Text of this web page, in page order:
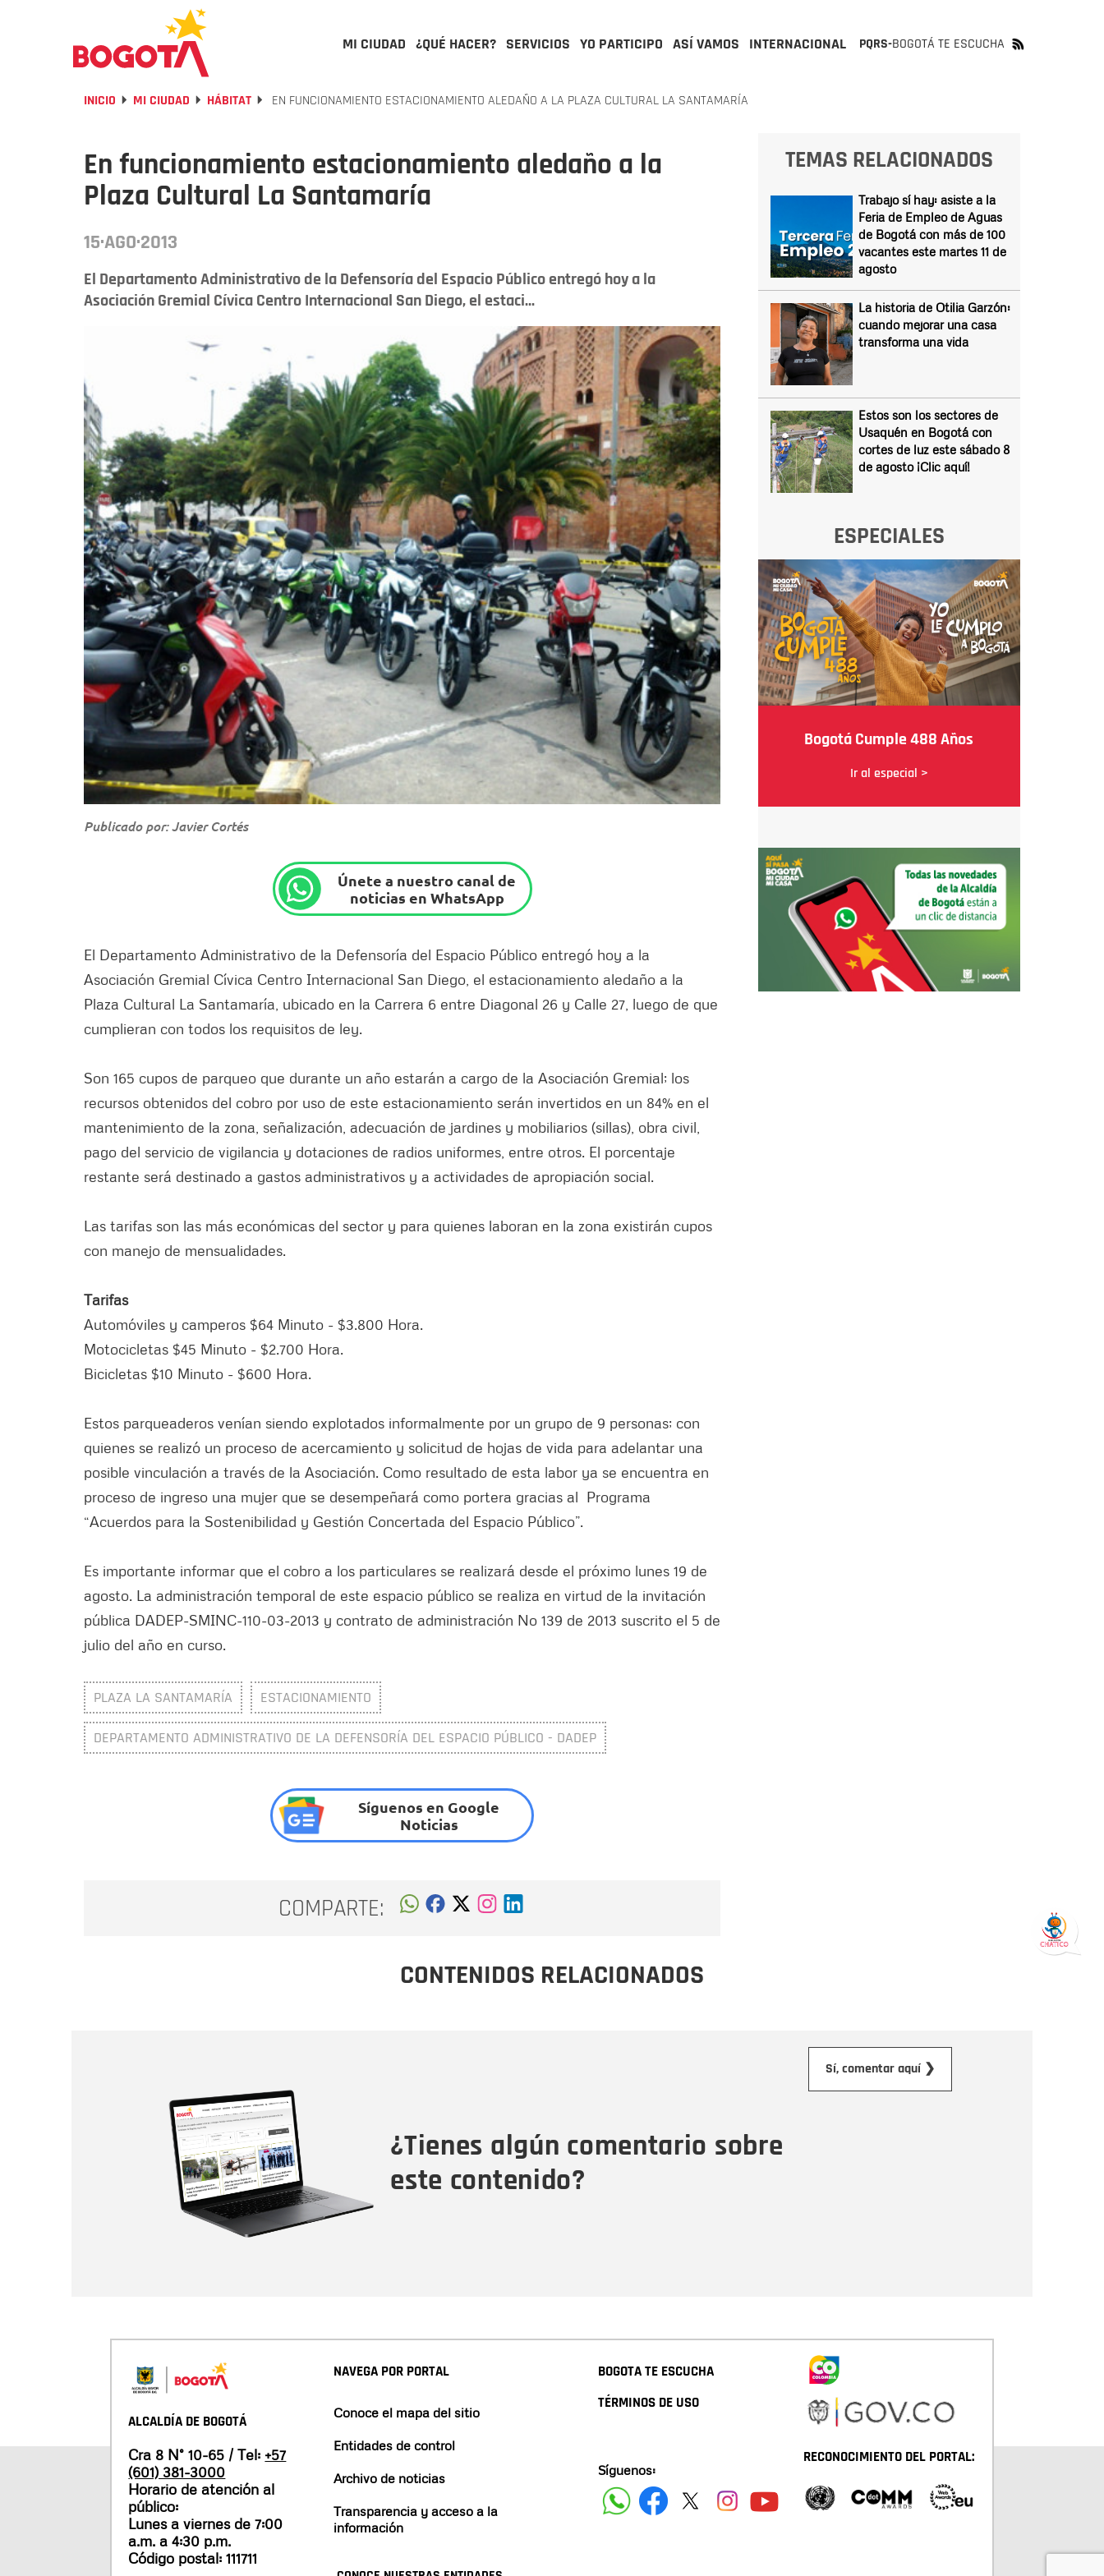
MI CIUDAD ¿QUÉ HACER? SERVICIOS YO PARTICIPO ASÍ VAMOS INTERNACIONAL PQRS-BOGOTÁ TE ESCUCHA
INICIO MI CIUDAD HÁBITAT EN FUNCIONAMIENTO ESTACIONAMIENTO ALEDAÑO A LA PLAZA CULTURAL LA SANTAMARÍA
En funcionamiento estacionamiento aledaño a la
Plaza Cultural La Santamaría
15·AGO·2013
El Departamento Administrativo de la Defensoría del Espacio Público entregó hoy a la
Asociación Gremial Cívica Centro Internacional San Diego, el estaci...
Publicado por: Javier Cortés
Únete a nuestro canal de
noticias en WhatsApp
El Departamento Administrativo de la Defensoría del Espacio Público entregó hoy a la
Asociación Gremial Cívica Centro Internacional San Diego, el estacionamiento aledaño a la
Plaza Cultural La Santamaría, ubicado en la Carrera 6 entre Diagonal 26 y Calle 27, luego de que
cumplieran con todos los requisitos de ley.
Son 165 cupos de parqueo que durante un año estarán a cargo de la Asociación Gremial; los
recursos obtenidos del cobro por uso de este estacionamiento serán invertidos en un 84% en el
mantenimiento de la zona, señalización, adecuación de jardines y mobiliarios (sillas), obra civil,
pago del servicio de vigilancia y dotaciones de radios uniformes, entre otros. El porcentaje
restante será destinado a gastos administrativos y a actividades de apropiación social.
Las tarifas son las más económicas del sector y para quienes laboran en la zona existirán cupos
con manejo de mensualidades.
Tarifas
Automóviles y camperos $64 Minuto - $3.800 Hora.
Motocicletas $45 Minuto - $2.700 Hora.
Bicicletas $10 Minuto - $600 Hora.
Estos parqueaderos venían siendo explotados informalmente por un grupo de 9 personas; con
quienes se realizó un proceso de acercamiento y solicitud de hojas de vida para adelantar una
posible vinculación a través de la Asociación. Como resultado de esta labor ya se encuentra en
proceso de ingreso una mujer que se desempeñará como portera gracias al Programa
“Acuerdos para la Sostenibilidad y Gestión Concertada del Espacio Público”.
Es importante informar que el cobro a los particulares se realizará desde el próximo lunes 19 de
agosto. La administración temporal de este espacio público se realiza en virtud de la invitación
pública DADEP-SMINC-110-03-2013 y contrato de administración No 139 de 2013 suscrito el 5 de
julio del año en curso.
PLAZA LA SANTAMARÍA ESTACIONAMIENTO
DEPARTAMENTO ADMINISTRATIVO DE LA DEFENSORÍA DEL ESPACIO PÚBLICO - DADEP
Síguenos en Google
Noticias
COMPARTE:
TEMAS RELACIONADOS
Trabajo sí hay: asiste a la
Feria de Empleo de Aguas
de Bogotá con más de 100
vacantes este martes 11 de
agosto
La historia de Otilia Garzón:
cuando mejorar una casa
transforma una vida
Estos son los sectores de
Usaquén en Bogotá con
cortes de luz este sábado 8
de agosto ¡Clic aquí!
ESPECIALES
Bogotá Cumple 488 Años
Ir al especial >
CONTENIDOS RELACIONADOS
¿Tienes algún comentario sobre
este contenido?
Sí, comentar aquí ❯
ALCALDÍA DE BOGOTÁ
Cra 8 N° 10-65 / Tel: +57
(601) 381-3000
Horario de atención al
público:
Lunes a viernes de 7:00
a.m. a 4:30 p.m.
Código postal: 111711
NAVEGA POR PORTAL
Conoce el mapa del sitio
Entidades de control
Archivo de noticias
Transparencia y acceso a la
información
BOGOTA TE ESCUCHA
TÉRMINOS DE USO
Síguenos:
RECONOCIMIENTO DEL PORTAL: